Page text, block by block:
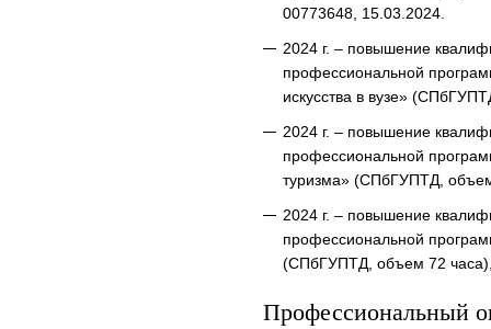
00773648, 15.03.2024.
2024 г. – повышение
профессиональной
искусства в вузе»
2024 г. – повышение
профессиональной
туризма» (СПбГУПТД,
2024 г. – повышение
профессиональной
(СПбГУПТД, объем 72
Профессиональный